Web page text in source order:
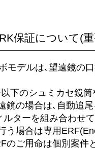
保証について(
モデルは､望遠鏡の
以下のシュミカセ鏡
鏡の場合は､自動追
ルターを組み合わせ
う場合は専用
のご用命は個別案件